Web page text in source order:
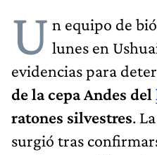
U n equipo de
lunes en
evidencias para
de la cepa Andes del
ratones silvestres.
surgió tras